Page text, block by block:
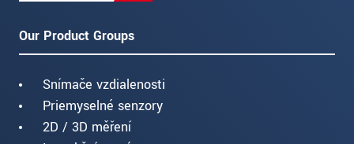
Our Product Groups
Snímače vzdialenosti
Priemyselné senzory
2D / 3D měření